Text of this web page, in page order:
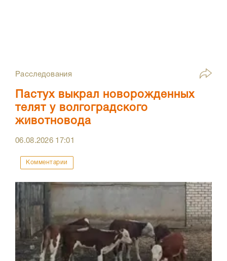
Расследования
Пастух выкрал новорожденных
телят у волгоградского
животновода
06.08.2026 17:01
Комментарии